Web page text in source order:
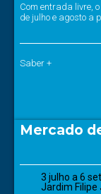
Com entrada livre,
de julho e agosto a
Saber +
Mercado
3 julho a 6
Jardim Filipe